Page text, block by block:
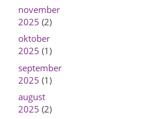
november
2025 (2)
oktober
2025 (1)
september
2025 (1)
august
2025 (2)